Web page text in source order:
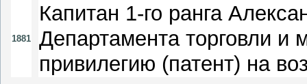
1881
Капитан 1-го ранга
Департамента торговли
привилегию (патент) на